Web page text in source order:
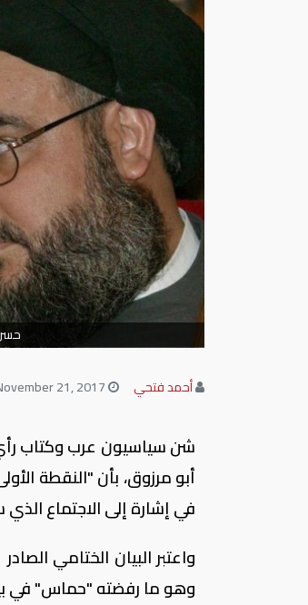
أحمد فتحي
شن سياسيون عرب وكتاب
أبو مرزوق، بأن "النقطة
في إشارة إلى الاجتماع
واعتبر البيان الختامي
وهو ما رفضته "حماس" في